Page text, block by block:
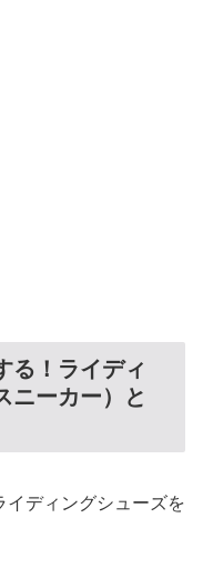
る！ライディ
ニーカー）と
ディングシューズを